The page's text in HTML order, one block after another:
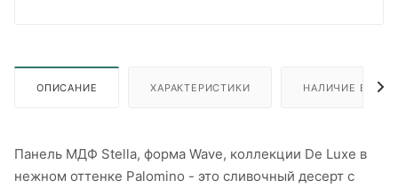
ОПИСАНИЕ ХАРАКТЕРИСТИКИ НАЛИЧИЕ В
Панель МДФ Stella, форма Wave, коллекции De Luxe в
нежном оттенке Palomino - это сливочный десерт с